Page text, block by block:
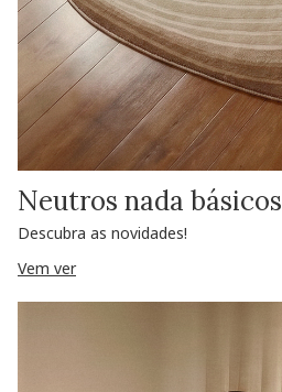
Neutros nada básicos
Descubra as novidades!
Vem ver